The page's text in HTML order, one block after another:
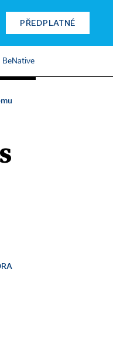
PŘEDPLATNÉ
BeNative